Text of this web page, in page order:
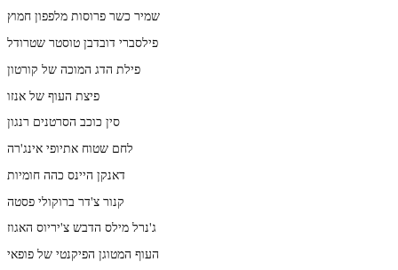
שמיר כשר פרוסות מלפפון חמוץ
פילסברי דובדבן טוסטר שטרודל
פילת הדג המוכה של קורטון
פיצת העוף של אנזו
סין כוכב הסרטנים רנגון
לחם שטוח אתיופי אינג'רה
דאנקן היינס כהה חומיות
קנור צ'דר ברוקולי פסטה
ג'נרל מילס הדבש צ'יריוס האגוז
העוף המטוגן הפיקנטי של פופאי